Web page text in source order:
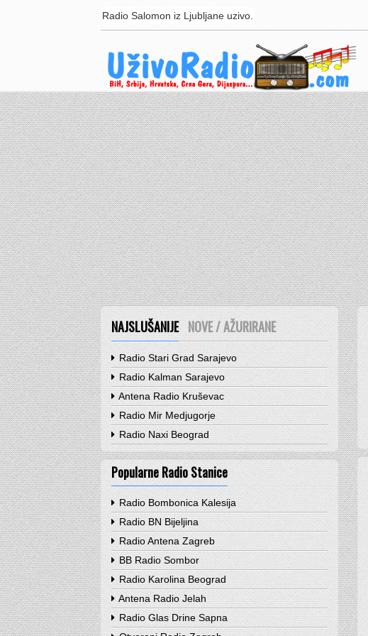
Radio Salomon iz Ljubljane uzivo.
NAJSLUŠANIJE NOVE / AŽURIRANE
Radio Stari Grad Sarajevo
Radio Kalman Sarajevo
Antena Radio Kruševac
Radio Mir Medjugorje
Radio Naxi Beograd
Popularne Radio Stanice
Radio Bombonica Kalesija
Radio BN Bijeljina
Radio Antena Zagreb
BB Radio Sombor
Radio Karolina Beograd
Antena Radio Jelah
Radio Glas Drine Sapna